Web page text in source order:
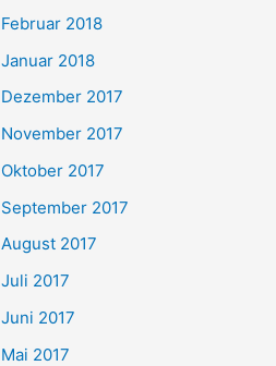
Februar 2018
Januar 2018
Dezember 2017
November 2017
Oktober 2017
September 2017
August 2017
Juli 2017
Juni 2017
Mai 2017